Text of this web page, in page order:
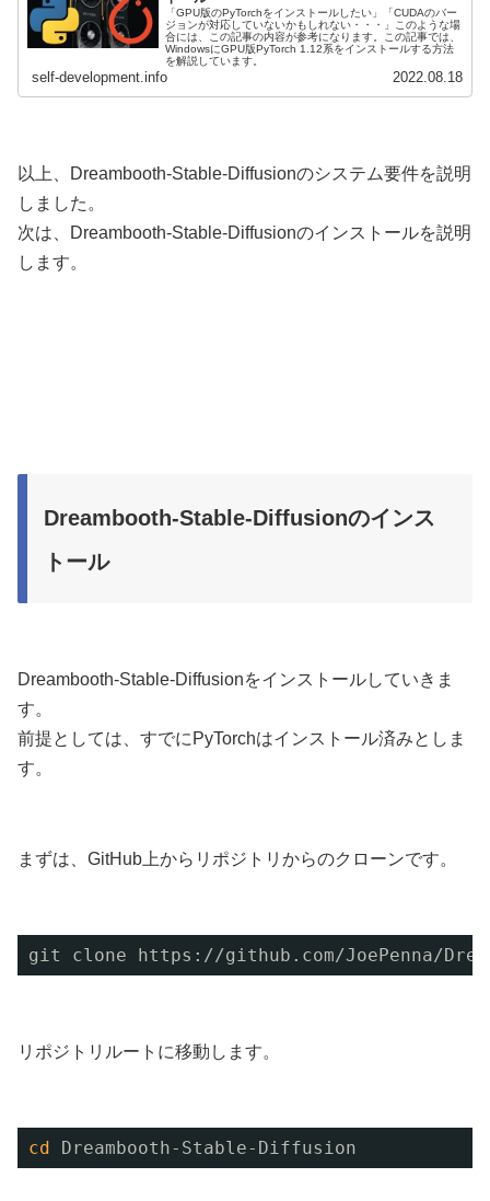
「GPU版のPyTorchをインストールしたい」「CUDAのバー
ジョンが対応していないかもしれない・・・」このような場
合には、この記事の内容が参考になります。この記事では、
WindowsにGPU版PyTorch 1.12系をインストールする方法
を解説しています。
self-development.info 2022.08.18
以上、Dreambooth-Stable-Diffusionのシステム要件を説明
しました。
次は、Dreambooth-Stable-Diffusionのインストールを説明
します。
Dreambooth-Stable-Diffusionのインス
トール
Dreambooth-Stable-Diffusionをインストールしていきま
す。
前提としては、すでにPyTorchはインストール済みとしま
す。
まずは、GitHub上からリポジトリからのクローンです。
git clone https: //github .com/JoePenna/
リポジトリルートに移動します。
cd Dreambooth-Stable-Diffusion